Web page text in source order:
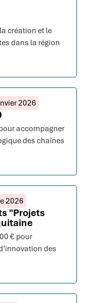
création et le
dans la région
2026
accompagner
des chaînes
2026
"Projets
€ pour
des